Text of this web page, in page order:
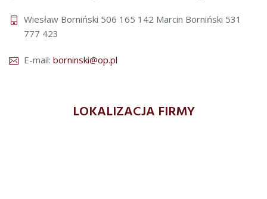
Wiesław Borniński 506 165 142 Marcin Borniński 531
777 423
E-mail: borninski@op.pl
LOKALIZACJA FIRMY